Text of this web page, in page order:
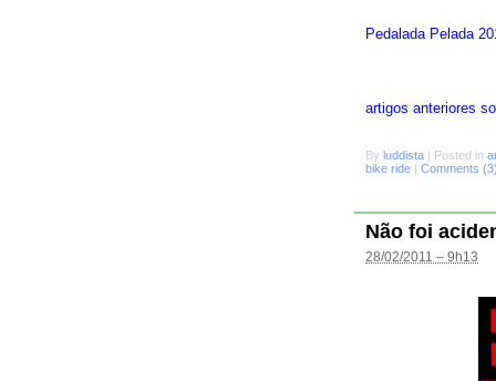
Pedalada Pelada
artigos anteriores
By luddista | Posted in
bike ride | Comments
Não foi
28/02/2011 – 9h13